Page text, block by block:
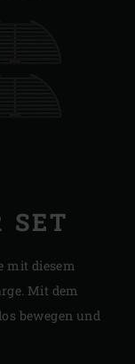
SET
mit diesem
Mit dem
bewegen und